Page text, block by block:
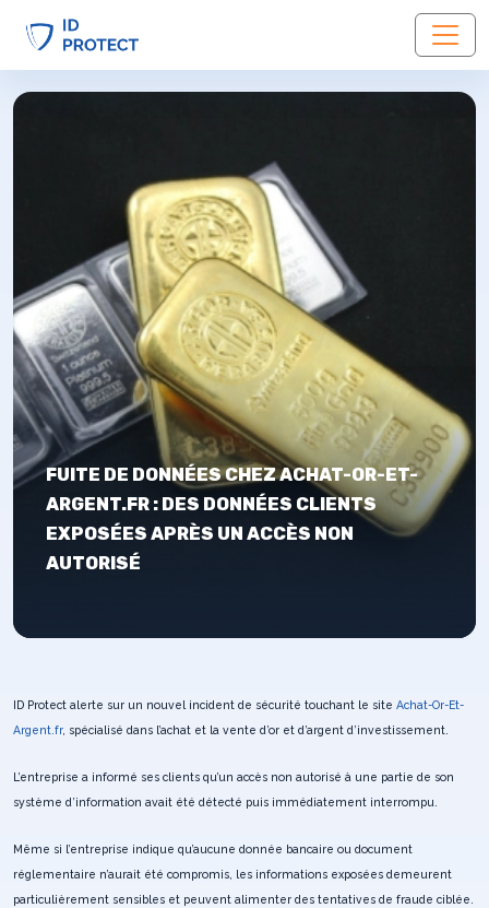
FUITE DE DONNÉES CHEZ ACHAT-OR-ET-
ARGENT.FR : DES DONNÉES CLIENTS
EXPOSÉES APRÈS UN ACCÈS NON
AUTORISÉ
ID Protect alerte sur un nouvel incident de sécurité touchant le site Achat-Or-Et-
Argent.fr, spécialisé dans l’achat et la vente d’or et d’argent d’investissement.
L’entreprise a informé ses clients qu’un accès non autorisé à une partie de son
système d’information avait été détecté puis immédiatement interrompu.
Même si l’entreprise indique qu’aucune donnée bancaire ou document
réglementaire n’aurait été compromis, les informations exposées demeurent
particulièrement sensibles et peuvent alimenter des tentatives de fraude ciblée.